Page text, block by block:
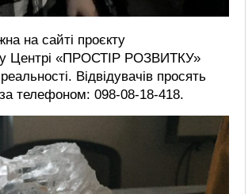
на сайті проєкту
у Центрі «ПРОСТІР РОЗВИТКУ»
Відвідувачів просять
телефоном: 098-08-18-418.